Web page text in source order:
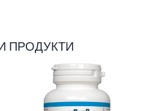
ПРОДУКТИ